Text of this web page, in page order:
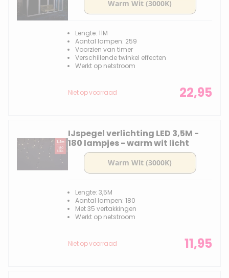
Lengte: 11M
Aantal lampen: 259
Voorzien van timer
Verschillende twinkel effecten
Werkt op netstroom
Niet op voorraad 22,95
IJspegel verlichting LED 3,5M -
180 lampjes - warm wit licht
Lengte: 3,5M
Aantal lampen: 180
Met 35 vertakkingen
Werkt op netstroom
Niet op voorraad 11,95